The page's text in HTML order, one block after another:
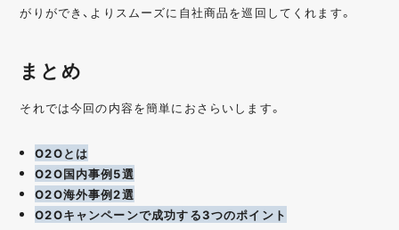
がりができ、よりスムーズに自社商品を巡回してくれます。
まとめ
それでは今回の内容を簡単におさらいします。
O2Oとは
O2O国内事例5選
O2O海外事例2選
O2Oキャンペーンで成功する3つのポイント